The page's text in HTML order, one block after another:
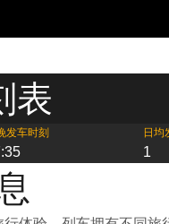
表
发车时刻 日均
1